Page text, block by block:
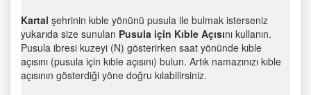
Kartal şehrinin kıble yönünü pusula ile bulmak isterseniz
yukarıda size sunulan Pusula için Kıble Açısını kullanın.
Pusula ibresi kuzeyi (N) gösterirken saat yönünde kıble
açısını (pusula için kıble açısını) bulun. Artık namazınızı kıble
açısının gösterdiği yöne doğru kılabilirsiniz.